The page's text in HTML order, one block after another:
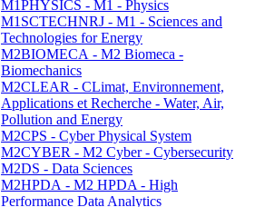
M1PHYSICS - M1 - Physics
M1SCTECHNRJ - M1 - Sciences and
Technologies for Energy
M2BIOMECA - M2 Biomeca -
Biomechanics
M2CLEAR - CLimat, Environnement,
Applications et Recherche - Water, Air,
Pollution and Energy
M2CPS - Cyber Physical System
M2CYBER - M2 Cyber - Cybersecurity
M2DS - Data Sciences
M2HPDA - M2 HPDA - High
Performance Data Analytics